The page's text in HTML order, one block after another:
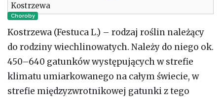
Kostrzewa
Choroby
Kostrzewa (Festuca L.) – rodzaj roślin należący
do rodziny wiechlinowatych. Należy do niego ok.
450–640 gatunków występujących w strefie
klimatu umiarkowanego na całym świecie, w
strefie międzyzwrotnikowej gatunki z tego